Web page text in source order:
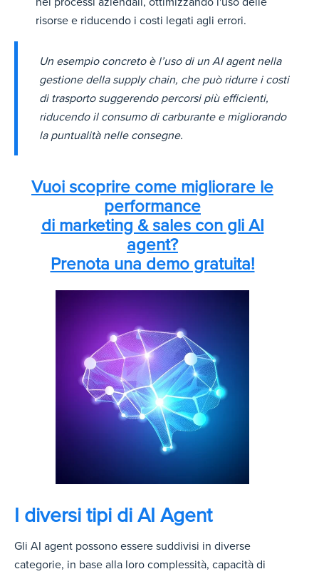
risorse e riducendo i costi legati agli errori.
Un esempio concreto è l’uso di un AI agent nella
gestione della supply chain, che può ridurre i costi
di trasporto suggerendo percorsi più efficienti,
riducendo il consumo di carburante e migliorando
la puntualità nelle consegne.
Vuoi scoprire come migliorare le
performance
di marketing & sales con gli AI
agent?
Prenota una demo gratuita!
I diversi tipi di AI Agent
Gli AI agent possono essere suddivisi in diverse
categorie, in base alla loro complessità, capacità di